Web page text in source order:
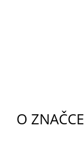
O ZNAČCE